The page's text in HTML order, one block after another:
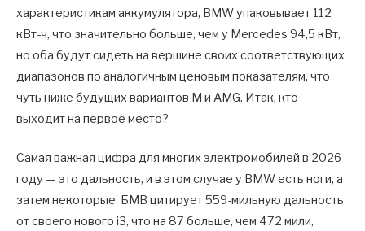
характеристикам аккумулятора, BMW упаковывает 112
кВт-ч, что значительно больше, чем у Mercedes 94,5 кВт,
но оба будут сидеть на вершине своих соответствующих
диапазонов по аналогичным ценовым показателям, что
чуть ниже будущих вариантов M и AMG. Итак, кто
выходит на первое место?
Самая важная цифра для многих электромобилей в 2026
году — это дальность, и в этом случае у BMW есть ноги, а
затем некоторые. БМВ цитирует 559-мильную дальность
от своего нового i3, что на 87 больше, чем 472 мили,